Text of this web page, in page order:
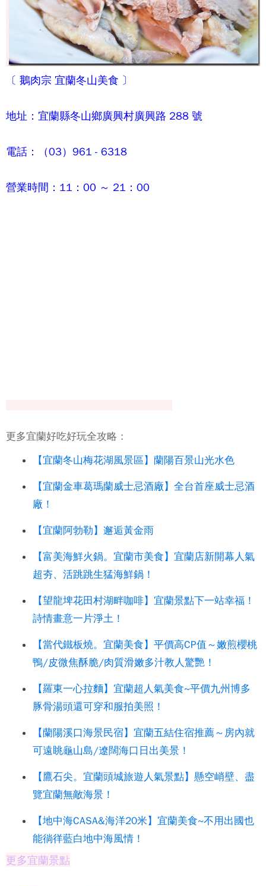
〔 鵝肉宗 宜蘭冬山美食 〕
地址：宜蘭縣冬山鄉廣興村廣興路 288 號
電話：（03）961 - 6318
營業時間：11：00 ～ 21：00
更多宜蘭好吃好玩全攻略：
【宜蘭冬山梅花湖風景區】蘭陽百景山光水色
【宜蘭金車葛瑪蘭威士忌酒廠】全台首座威士忌酒
廠！
【宜蘭阿勃勒】邂逅黃金雨
【富美海鮮火鍋。宜蘭市美食】宜蘭店新開幕人氣
超夯、活跳跳生猛海鮮鍋！
【望龍埤花田村湖畔咖啡】宜蘭景點下一站幸福！
詩情畫意一片淨土！
【當代鐵板燒。宜蘭美食】平價高CP值～嫩煎櫻桃
鴨/皮微焦酥脆/肉質滑嫩多汁教人驚艷！
【羅東一心拉麵】宜蘭超人氣美食~平價九州博多
豚骨湯頭還可穿和服拍美照！
【蘭陽溪口海景民宿】宜蘭五結住宿推薦～房內就
可遠眺龜山島/遼闊海口日出美景！
【鷹石尖。宜蘭頭城旅遊人氣景點】懸空峭壁、盡
覽宜蘭無敵海景！
【地中海CASA&海洋20米】宜蘭美食~不用出國也
能徜徉藍白地中海風情！
更多宜蘭景點